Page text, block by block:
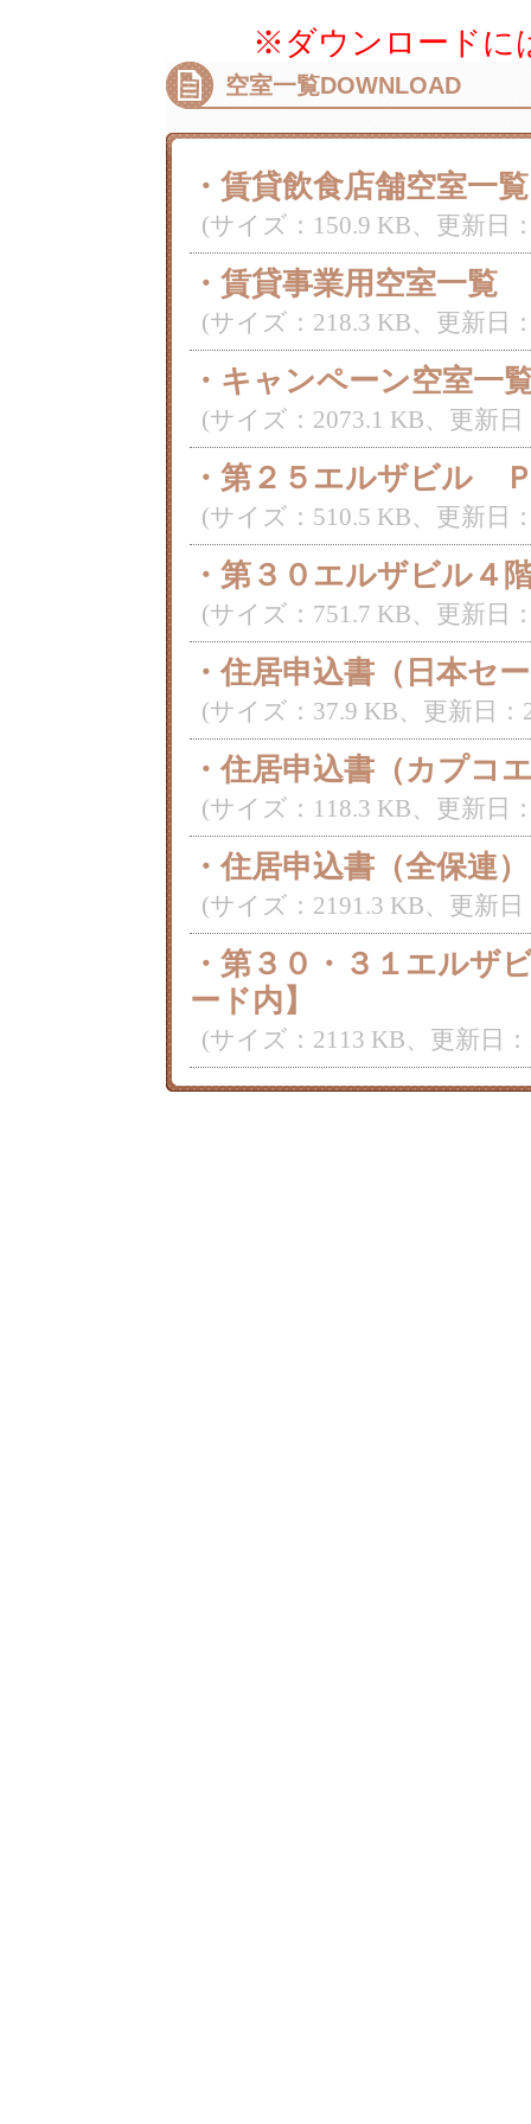
※ダウンロードに
空室一覧DOWNLOAD
・賃貸飲食店舗空室一
(サイズ：150.9 KB、更新日
・賃貸事業用空室一覧
(サイズ：218.3 KB、更新日
・キャンペーン空室一
(サイズ：2073.1 KB、更新
・第２５エルザビル
(サイズ：510.5 KB、更新日
・第３０エルザビル４
(サイズ：751.7 KB、更新日
・住居申込書（日本セ
(サイズ：37.9 KB、更新日：
・住居申込書（カプコ
(サイズ：118.3 KB、更新日
・住居申込書（全保連）
(サイズ：2191.3 KB、更新
・第３０・３１エルザ
ード内】
(サイズ：2113 KB、更新日